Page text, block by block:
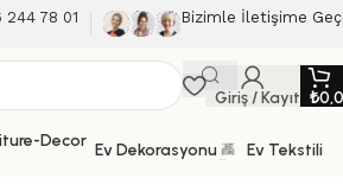
244 78 01 Bizimle İletişime
Giriş / Kayıt ₺
Ev Dekorasyonu Ev Tekstili